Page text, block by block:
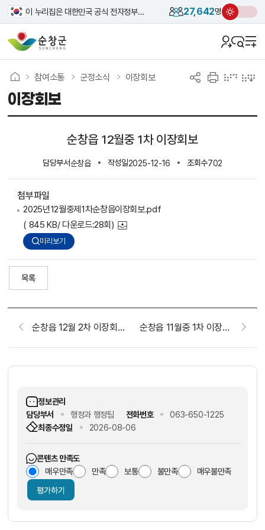
이 누리집은 대한민국 공식 전자정부 누리집입니다. 27,642명
이장회보
참여소통 군정소식 이장회보
순창읍 12월중 1차 이장회보
담당부서순창읍 작성일2025-12-16 조회수702
첨부파일
2025년12월중제1차순창읍이장회보.pdf
( 845 KB/ 다운로드:28회)
미리보기
목록
순창읍 12월 2차 이장회보 순창읍 11월중 1차 이장회보
정보관리
담당부서
행정과 행정팀 전화번호
063-650-1225
최종수정일
2026-08-06
콘텐츠 만족도
매우만족
만족 보통 불만족 매우불만족
평가하기